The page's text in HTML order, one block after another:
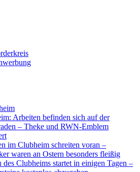
Arbeiten befinden sich auf der
– Theke und RWN-Emblem
im Clubheim schreiten voran –
waren an Ostern besonders fleißig
des Clubheims startet in einigen Tagen –